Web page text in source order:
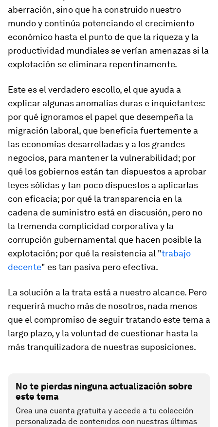
aberración, sino que ha construido nuestro
mundo y continúa potenciando el crecimiento
económico hasta el punto de que la riqueza y la
productividad mundiales se verían amenazas si la
explotación se eliminara repentinamente.
Este es el verdadero escollo, el que ayuda a
explicar algunas anomalías duras e inquietantes:
por qué ignoramos el papel que desempeña la
migración laboral, que beneficia fuertemente a
las economías desarrolladas y a los grandes
negocios, para mantener la vulnerabilidad; por
qué los gobiernos están tan dispuestos a aprobar
leyes sólidas y tan poco dispuestos a aplicarlas
con eficacia; por qué la transparencia en la
cadena de suministro está en discusión, pero no
la tremenda complicidad corporativa y la
corrupción gubernamental que hacen posible la
explotación; por qué la resistencia al "trabajo
decente" es tan pasiva pero efectiva.
La solución a la trata está a nuestro alcance. Pero
requerirá mucho más de nosotros, nada menos
que el compromiso de seguir tratando este tema a
largo plazo, y la voluntad de cuestionar hasta la
más tranquilizadora de nuestras suposiciones.
No te pierdas ninguna actualización sobre
este tema
Crea una cuenta gratuita y accede a tu colección
personalizada de contenidos con nuestras últimas